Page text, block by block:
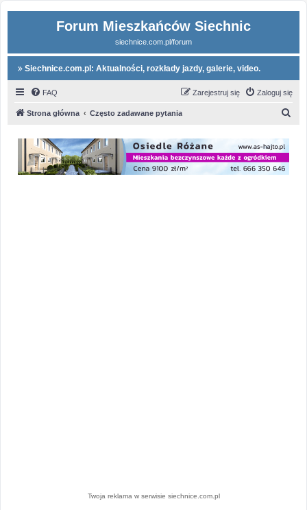
Forum Mieszkańców Siechnic
siechnice.com.pl/forum
Siechnice.com.pl: Aktualności, rozkłady jazdy, galerie, video.
FAQ Zaloguj się
Zarejestruj się
Strona główna Często zadawane pytania
Twoja reklama w serwisie siechnice.com.pl